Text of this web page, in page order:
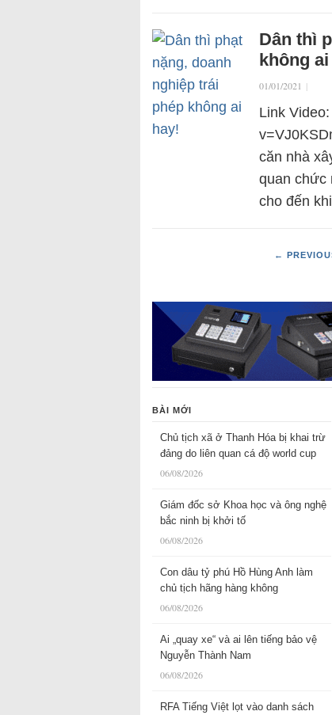
Dân thì
không
01/01/2021 |
Link
căn nhà
quan chức
cho đến
←
BÀI MỚI
Chủ tịch xã ở Thanh Hóa bị khai trừ
đảng do liên quan cá độ world cup
06/08/2026
Giám đốc sở Khoa học và ông nghệ
bắc ninh bị khởi tố
06/08/2026
Con dâu tỷ phú Hồ Hùng Anh làm
chủ tịch hãng hàng không
06/08/2026
Ai „quay xe“ và ai lên tiếng bảo vệ
Nguyễn Thành Nam
06/08/2026
RFA Tiếng Việt lọt vào danh sách